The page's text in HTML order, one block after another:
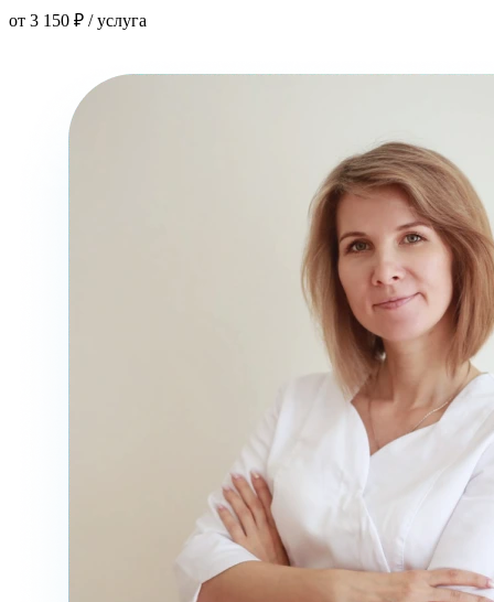
от 3 150 ₽ / услуга